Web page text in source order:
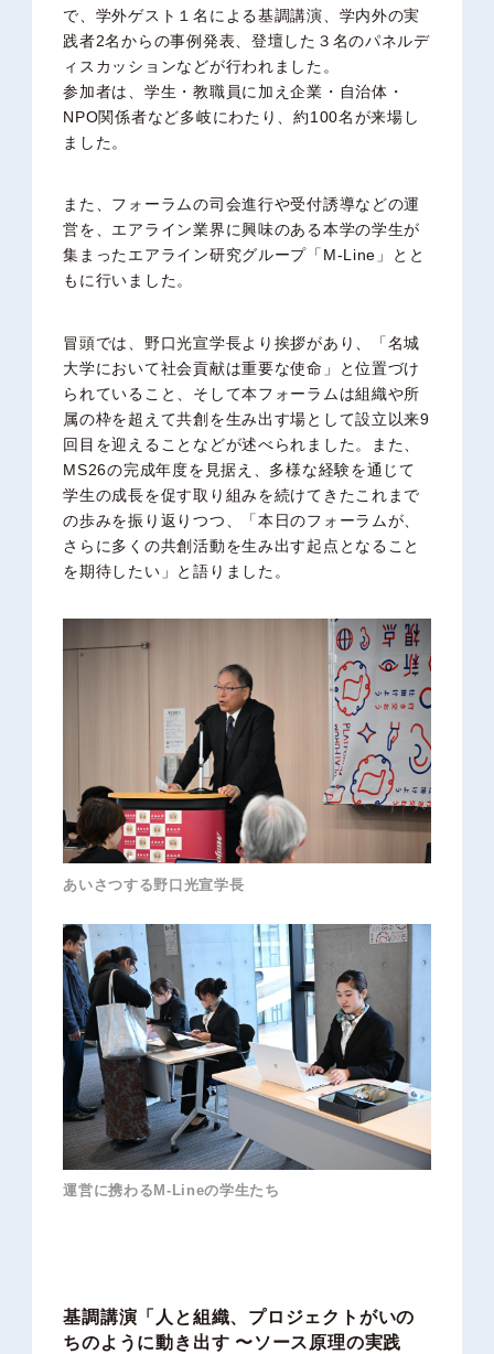
で、 学外ゲスト１名による基調講演、学内外の実
践者2名からの事例発表、登壇した３名のパネルデ
ィスカッションなどが行われました。
参加者は、学生・教職員に加え企業・自治体・
NPO関係者など多岐にわたり、約100名が来場し
ました。
また、フォーラムの司会進行や受付誘導などの運
営を、エアライン業界に興味のある本学の学生が
集まったエアライン研究グループ「 M-Line」とと
もに行いました。
冒頭では、 野口光宣学長より挨拶があり、「名城
大学において社会貢献は重要な使命」と位置づけ
られていること、そして本フォーラムは組織や所
属の枠を超えて共創を生み出す場として設立以来9
回目を迎えることなどが述べられました。また、
MS26の完成年度を見据え、多様な経験を通じて
学生の成長を促す取り組みを続けてきたこれまで
の歩みを振り返りつつ、「本日のフォーラムが、
さらに多くの共創活動を生み出す起点となること
を期待したい」と語りました。
あいさつする野口光宣学長
運営に携わるM-Lineの学生たち
基調講演「人と組織、プロジェクトがいの
ちのように動き出す 〜ソース原理の実践